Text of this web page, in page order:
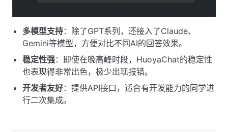
多模型支持：除了GPT系列，还接入了Claude、
Gemini等模型，方便对比不同AI的回答效果。
稳定性强：即使在晚高峰时段，HuoyaChat的稳定性
也表现得非常出色，极少出现报错。
开发者友好：提供API接口，适合有开发能力的同学进
行二次集成。